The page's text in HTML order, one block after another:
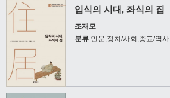
입식의 시대, 좌식의 집
조재모
분류 인문 정치/사회 종교/역사